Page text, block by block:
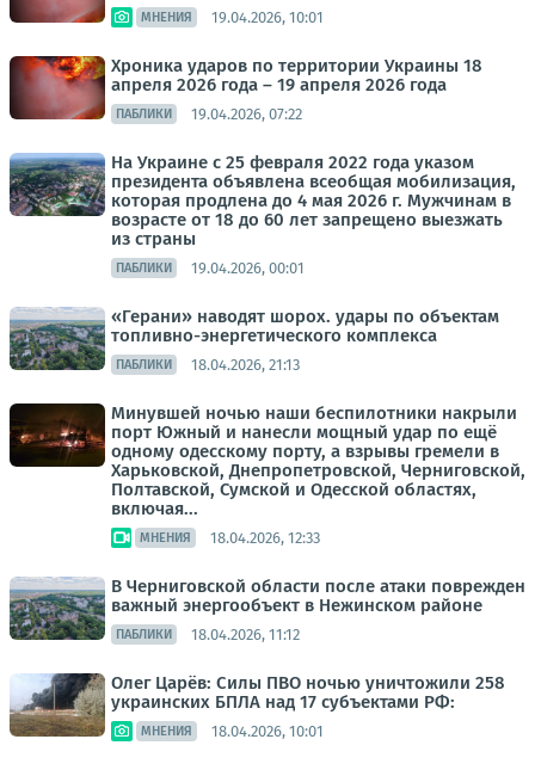
МНЕНИЯ 19.04.2026, 10:01
Хроника ударов по территории Украины 18
апреля 2026 года – 19 апреля 2026 года
ПАБЛИКИ 19.04.2026, 07:22
На Украине с 25 февраля 2022 года указом
президента объявлена всеобщая мобилизация,
которая продлена до 4 мая 2026 г. Мужчинам в
возрасте от 18 до 60 лет запрещено выезжать
из страны
ПАБЛИКИ 19.04.2026, 00:01
«Герани» наводят шорох. удары по объектам
топливно-энергетического комплекса
ПАБЛИКИ 18.04.2026, 21:13
Минувшей ночью наши беспилотники накрыли
порт Южный и нанесли мощный удар по ещё
одному одесскому порту, а взрывы гремели в
Харьковской, Днепропетровской, Черниговской,
Полтавской, Сумской и Одесской областях,
включая...
МНЕНИЯ 18.04.2026, 12:33
В Черниговской области после атаки поврежден
важный энергообъект в Нежинском районе
ПАБЛИКИ 18.04.2026, 11:12
Олег Царёв: Силы ПВО ночью уничтожили 258
украинских БПЛА над 17 субъектами РФ:
МНЕНИЯ 18.04.2026, 10:01